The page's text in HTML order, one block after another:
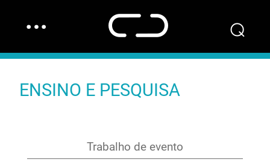
… ⌕
ENSINO E PESQUISA
Trabalho de evento